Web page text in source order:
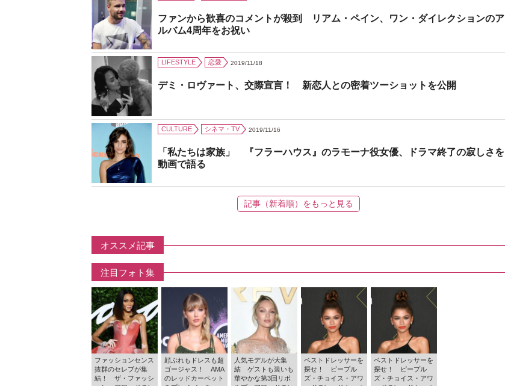
ファンから歓喜のコメントが殺到 リアム・ペイン、ワン・ダイレクションのア
ルバム4周年をお祝い
LIFESTYLE 恋愛 2019/11/18
デミ・ロヴァート、交際宣言！ 新恋人との密着ツーショットを公開
CULTURE シネマ・TV 2019/11/16
「私たちは家族」 『フラーハウス』のラモーナ役女優、ドラマ終了の寂しさを
動画で語る
記事（新着順）をもっと見る
オススメ記事
注目フォト集
ファッションセンス
抜群のセレブが集
結！ ザ・ファッシ
顔ぶれもドレスも超
ゴージャス！ AMA
のレッドカーペット
人気モデルが大集
結 ゲストも装いも
華やかな第3回リボ
ベストドレッサーを
探せ！ ピープル
ズ・チョイス・アワ
ベストドレッサーを
探せ！ ピープル
ズ・チョイス・アワ